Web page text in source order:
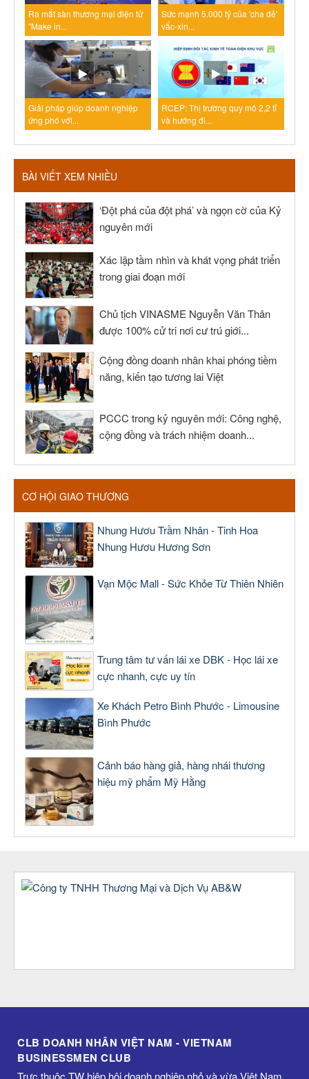
Ra mắt sàn thương mại điện tử
"Make in...
Sức mạnh 5.000 tỷ của 'cha đẻ'
vắc-xin...
Giải pháp giúp doanh nghiệp
ứng phó với...
RCEP: Thị trường quy mô 2,2 tỉ
và hướng đi...
BÀI VIẾT XEM NHIỀU
‘Đột phá của đột phá’ và ngọn cờ của Kỷ
nguyên mới
Xác lập tầm nhìn và khát vọng phát triển
trong giai đoạn mới
Chủ tịch VINASME Nguyễn Văn Thân
được 100% cử tri nơi cư trú giới...
Cộng đồng doanh nhân khai phóng tiềm
năng, kiến tạo tương lai Việt
PCCC trong kỷ nguyên mới: Công nghệ,
cộng đồng và trách nhiệm doanh...
CƠ HỘI GIAO THƯƠNG
Nhung Hươu Trầm Nhân - Tinh Hoa
Nhung Hươu Hương Sơn
Vạn Mộc Mall - Sức Khỏe Từ Thiên Nhiên
Trung tâm tư vấn lái xe DBK - Học lái xe
cực nhanh, cực uy tín
Xe Khách Petro Bình Phước - Limousine
Bình Phước
Cảnh báo hàng giả, hàng nhái thương
hiệu mỹ phẩm Mỹ Hằng
CLB DOANH NHÂN VIỆT NAM - VIETNAM
BUSINESSMEN CLUB
Trực thuộc TW hiệp hội doanh nghiệp nhỏ và vừa Việt Nam